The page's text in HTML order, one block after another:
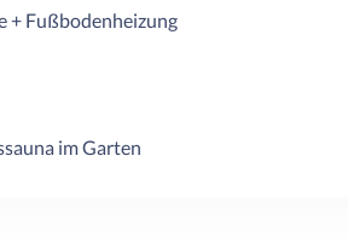
+ Fußbodenheizung
im Garten